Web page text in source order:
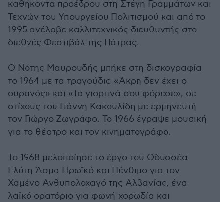
καθήκοντα προέδρου στη Στέγη Γραμμάτων και
Τεχνών του Υπουργείου Πολιτισμού και από το
1995 ανέλαβε καλλιτεχνικός διευθυντής στο
διεθνές Φεστιβάλ της Πάτρας.
Ο Νότης Μαυρουδής μπήκε στη δισκογραφία
το 1964 με τα τραγούδια «Άκρη δεν έχει ο
ουρανός» και «Τα γιορτινά σου φόρεσε», σε
στίχους του Γιάννη Κακουλίδη με ερμηνευτή
τον Γιώργο Ζωγράφο. Το 1966 έγραψε μουσική
για το θέατρο και τον κινηματογράφο.
Το 1968 μελοποίησε το έργο του Οδυσσέα
Ελύτη Άσμα Ηρωϊκό και Πένθιμο για τον
Χαμένο Ανθυπολοχαγό της Αλβανίας, ένα
λαϊκό ορατόριο για φωνή-χορωδία και